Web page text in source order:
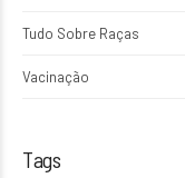
Tudo Sobre Raças
Vacinação
Tags